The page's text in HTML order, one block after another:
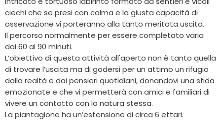
ciechi che se presi con calma e la giusta capacità di
osservazione vi porteranno alla tanto meritata uscita.
Il percorso normalmente per essere completato varia
dai 60 ai 90 minuti.
L’obiettivo di questa attività all'aperto non è tanto quella
di trovare l’uscita ma di godersi per un attimo un rifugio
dalla realtà e dai pensieri quotidiani, donandovi una sfida
emozionate e che vi permetterà con amici e familiari di
vivere un contatto con la natura stessa.
La piantagione ha un’estensione di circa 6 ettari.